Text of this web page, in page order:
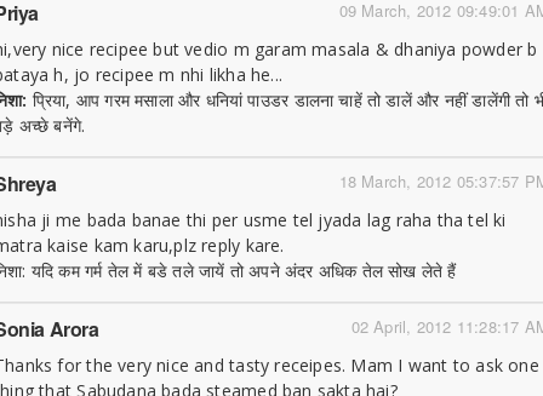
09 March, 2012 09:49:01
nice recipee but vedio m garam masala & dhaniya powder b
h, jo recipee m nhi likha he...
प्रिया, आप गरम मसाला और धनियां पाउडर डालना चाहें तो डालें और नहीं डालेंगी तो
अच्छे बनेंगे.
18 March, 2012 05:37:57
ji me bada banae thi per usme tel jyada lag raha tha tel ki
kaise kam karu,plz reply kare.
यदि कम गर्म तेल में बडे तले जायें तो अपने अंदर अधिक तेल सोख लेते हैं
02 April, 2012 11:28:17
Arora
for the very nice and tasty receipes. Mam I want to ask one
that Sabudana bada steamed ban sakta hai?